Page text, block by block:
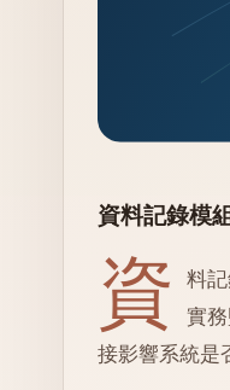
資料記錄模組
資
料
實
接影響系統是